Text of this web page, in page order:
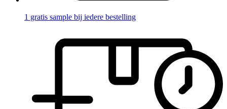
1 gratis sample bij iedere bestelling